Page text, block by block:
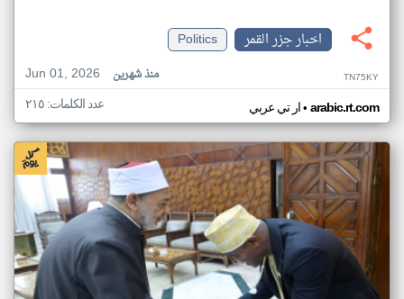
اخبار جزر القمر
Politics
Jun 01, 2026
منذ شهرين TN75KY
ار تي عربي• arabic.rt.com عدد الكلمات: ٢١٥